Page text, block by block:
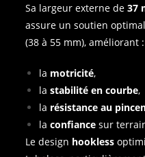
Sa largeur externe de37
assure un soutien
(38 à 55 mm), améliorant :
la motricité,
lastabilité en courbe,
la résistance au
laconfiance sur
Le design hookless